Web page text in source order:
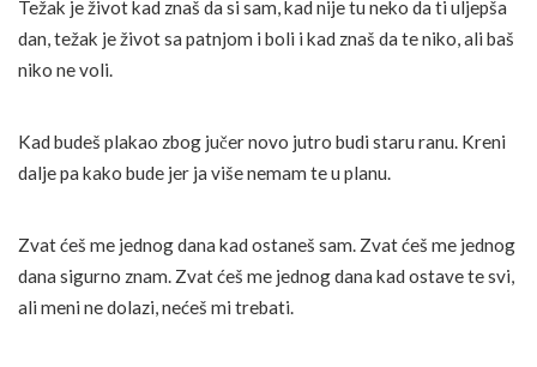
Težak je život kad znaš da si sam, kad nije tu neko da ti uljepša
dan, težak je život sa patnjom i boli i kad znaš da te niko, ali baš
niko ne voli.
Kad budeš plakao zbog jučer novo jutro budi staru ranu. Kreni
dalje pa kako bude jer ja više nemam te u planu.
Zvat ćeš me jednog dana kad ostaneš sam. Zvat ćeš me jednog
dana sigurno znam. Zvat ćeš me jednog dana kad ostave te svi,
ali meni ne dolazi, nećeš mi trebati.